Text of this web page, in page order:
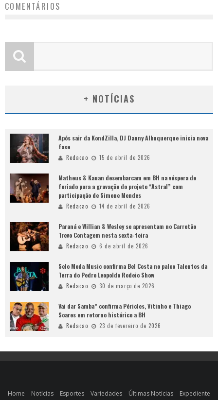
COMENTÁRIOS
+ NOTÍCIAS
Após sair da KondZilla, DJ Danny Albuquerque inicia nova
fase
Redacao 15 de abril de 2026
Matheus & Kauan desembarcam em BH na véspera de
feriado para a gravação do projeto “Astral” com
participação de Simone Mendes
Redacao 14 de abril de 2026
Paraná e Willian & Wesley se apresentam no Carretão
Trevo Contagem nesta sexta-feira
Redacao 6 de abril de 2026
Selo Moda Music confirma Bel Costa no palco Talentos da
Terra do Pedro Leopoldo Rodeio Show
Redacao 30 de março de 2026
Vai dar Samba” confirma Péricles, Vitinho e Thiago
Soares em retorno histórico a BH
Redacao 23 de fevereiro de 2026
Home Notícias Esportes Variedades Últimas Notícias Expediente